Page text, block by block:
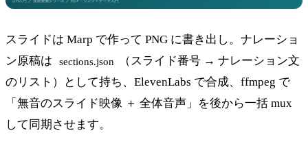
スライドは Marp で作って PNG に書き出し。ナレーショ
ン原稿は
sections.json
（スライド番号 → ナレーション文
のリスト）として持ち、ElevenLabs で合成、ffmpeg で
「無音のスライド映像 ＋ 全体音声」を後から一括 mux
して同期させます。